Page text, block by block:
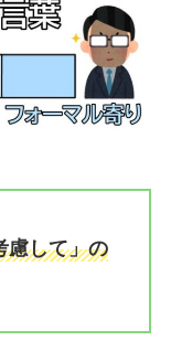
慮して」の